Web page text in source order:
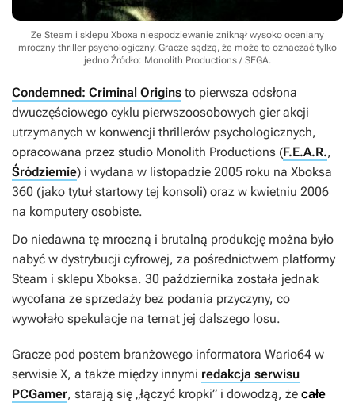
Ze Steam i sklepu Xboxa niespodziewanie zniknął wysoko oceniany
mroczny thriller psychologiczny. Gracze sądzą, że może to oznaczać tylko
jedno Źródło: Monolith Productions / SEGA.
Condemned: Criminal Origins to pierwsza odsłona
dwuczęściowego cyklu pierwszoosobowych gier akcji
utrzymanych w konwencji thrillerów psychologicznych,
opracowana przez studio Monolith Productions (F.E.A.R.,
Śródziemie) i wydana w listopadzie 2005 roku na Xboksa
360 (jako tytuł startowy tej konsoli) oraz w kwietniu 2006
na komputery osobiste.
Do niedawna tę mroczną i brutalną produkcję można było
nabyć w dystrybucji cyfrowej, za pośrednictwem platformy
Steam i sklepu Xboksa. 30 października została jednak
wycofana ze sprzedaży bez podania przyczyny, co
wywołało spekulacje na temat jej dalszego losu.
Gracze pod postem branżowego informatora Wario64 w
serwisie X, a także między innymi redakcja serwisu
PCGamer, starają się „łączyć kropki” i dowodzą, że całe